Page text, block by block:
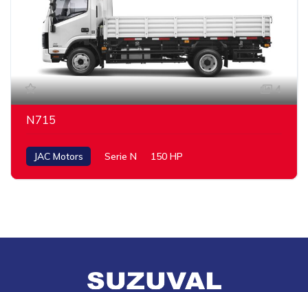
4
N715
JAC Motors Serie N 150 HP